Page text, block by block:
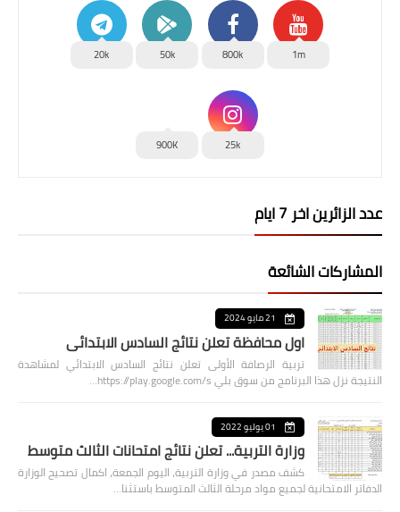
1m
800k
50k
20k
25k
900K
عدد الزائرين اخر 7 ايام
المشاركات الشائعة
21 مايو 2024
اول محافظة تعلن نتائج السادس الابتدائي
تربية الرصافة الأولى تعلن نتائج السادس الابتدائي لمشاهدة
النتيجة نزل هذا البرنامج من سوق بلي https://play.google.com/s…
01 يوليو 2022
وزارة التربية... تعلن نتائج امتحانات الثالث متوسط
كشف مصدر في وزارة التربية، اليوم الجمعة، اكمال تصحيح الوزارة
الدفاتر الامتحانية لجميع مواد مرحلة الثالث المتوسط باستثنا…